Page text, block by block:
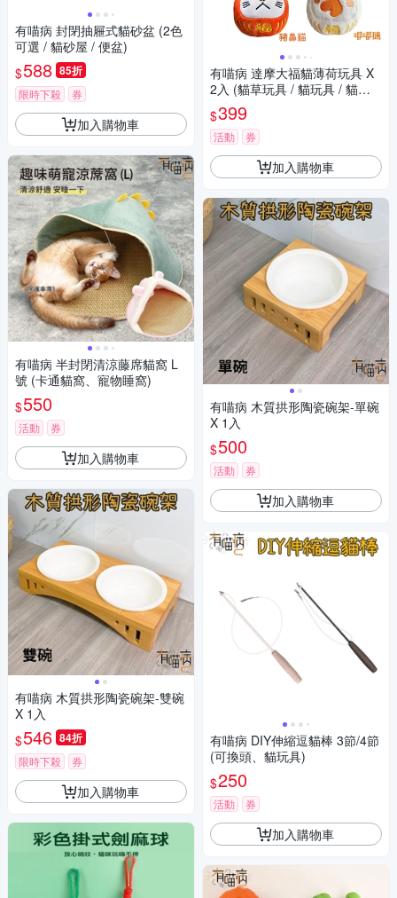
有喵病 封閉抽屜式貓砂盆 (2色
可選 / 貓砂屋 / 便盆)
$588 85折
限時下殺 券
加入購物車
有喵病 半封閉清涼藤席貓窩 L
號 (卡通貓窩、寵物睡窩)
$550
活動 券
加入購物車
有喵病 木質拱形陶瓷碗架-雙碗
X 1入
$546 84折
限時下殺 券
加入購物車
有喵病 達摩大福貓薄荷玩具 X
2入 (貓草玩具 / 貓玩具 / 貓薄
荷玩具)
$399
活動 券
加入購物車
有喵病 木質拱形陶瓷碗架-單碗
X 1入
$500
活動 券
加入購物車
有喵病 DIY伸縮逗貓棒 3節/4節
(可換頭、貓玩具)
$250
活動 券
加入購物車